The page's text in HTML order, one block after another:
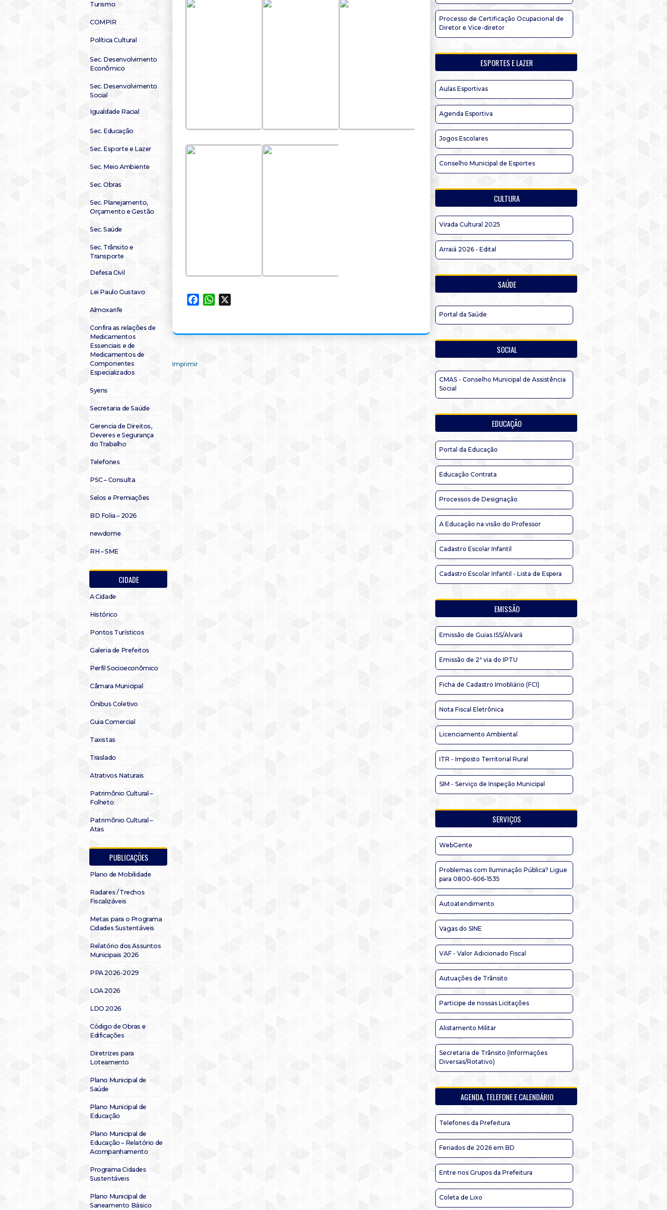
Turismo
COMPIR
Política Cultural
Sec. Desenvolvimento
Econômico
Sec. Desenvolvimento
Social
Igualdade Racial
Sec. Educação
Sec. Esporte e Lazer
Sec. Meio Ambiente
Sec. Obras
Sec. Planejamento,
Orçamento e Gestão
Sec. Saúde
Sec. Trânsito e
Transporte
Defesa Civil
Lei Paulo Gustavo
Almoxarife
Confira as relações de
Medicamentos
Essenciais e de
Medicamentos de
Componentes
Especializados
Syens
Secretaria de Saúde
Gerencia de Direitos,
Deveres e Segurança
do Trabalho
Telefones
PSC – Consulta
Selos e Premiações
BD Folia – 2026
newdome
RH – SME
CIDADE
A Cidade
Histórico
Pontos Turísticos
Galeria de Prefeitos
Perfil Socioeconômico
Câmara Municipal
Ônibus Coletivo
Guia Comercial
Taxistas
Traslado
Atrativos Naturais
Patrimônio Cultural –
Folheto
Patrimônio Cultural –
Atas
PUBLICAÇÕES
Plano de Mobilidade
Radares / Trechos
Fiscalizáveis
Metas para o Programa
Cidades Sustentáveis
Relatório dos Assuntos
Municipais 2026
PPA 2026-2029
LOA 2026
LDO 2026
Código de Obras e
Edificações
Diretrizes para
Loteamento
Plano Municipal de
Saúde
Plano Municipal de
Educação
Plano Municipal de
Educação – Relatório de
Acompanhamento
Programa Cidades
Sustentáveis
Plano Municipal de
Saneamento Básico
FacebookWhatsApp
Imprimir
Processo de Certificação Ocupacional de
Diretor e Vice-diretor
ESPORTES E LAZER
Aulas Esportivas
Agenda Esportiva
Jogos Escolares
Conselho Municipal de Esportes
CULTURA
Virada Cultural 2025
Arraiá 2026 - Edital
SAÚDE
Portal da Saúde
SOCIAL
CMAS - Conselho Municipal de Assistência
Social
EDUCAÇÃO
Portal da Educação
Educação Contrata
Processos de Designação
A Educação na visão do Professor
Cadastro Escolar Infantil
Cadastro Escolar Infantil - Lista de Espera
EMISSÃO
Emissão de Guias ISS/Alvará
Emissão de 2ª via do IPTU
Ficha de Cadastro Imobliário (FCI)
Nota Fiscal Eletrônica
Licenciamento Ambiental
ITR - Imposto Territorial Rural
SIM - Serviço de Inspeção Municipal
SERVIÇOS
WebGente
Problemas com Iluminação Pública? Ligue
para 0800-606-1535
Autoatendimento
Vagas do SINE
VAF - Valor Adicionado Fiscal
Autuações de Trânsito
Participe de nossas Licitações
Alistamento Militar
Secretaria de Trânsito (Informações
Diversas/Rotativo)
AGENDA, TELEFONE E CALENDÁRIO
Telefones da Prefeitura
Feriados de 2026 em BD
Entre nos Grupos da Prefeitura
Coleta de Lixo